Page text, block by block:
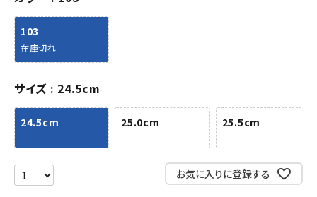
103
在庫切れ
サイズ 24.5cm
24.5cm 25.0cm 25.5cm
お気に入りに登録する